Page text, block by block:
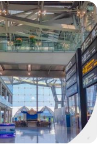
しています。プーケ
したり、翻訳アプリ
に接続したりするた
ります。そのため、
のように利用できる
では、外国人向けに
と、プーケット空港
るための代替案につ
港には無料Wi-Fiはあ
ターミナルで無料